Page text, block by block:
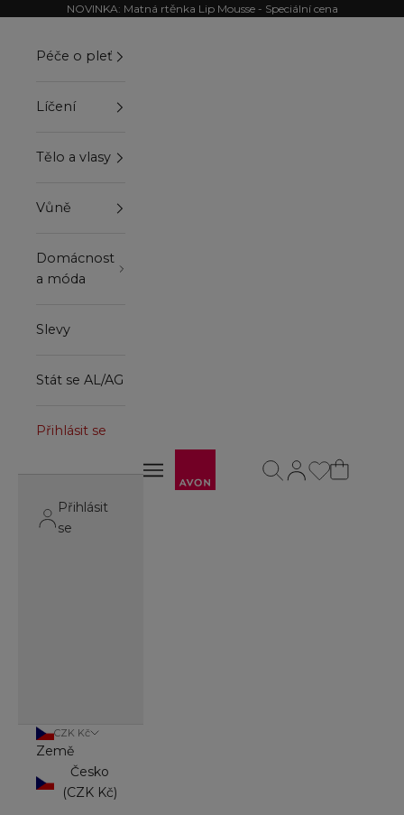
Přejít na obsahNOVINKA: Matná rtěnka Lip Mousse - Speciální cena
Otevřít navigační menu
Otevřít navigační menu
Otevřít stránku
Otevřít vyhledávání
Péče o pleť
Líčení
Tělo a vlasy
Vůně
Domácnost
a móda
Slevy
Stát se AL/AG
Přihlásit se
Přihlásit
se
CZK Kč
Země
Česko
(CZK Kč)